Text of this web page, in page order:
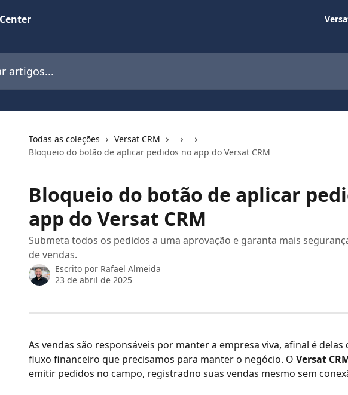
Todas as coleções
Versat CRM
Bloqueio do botão de aplicar pedidos no app do Versat CRM
Bloqueio do botão de aplicar
app do Versat CRM
Submeta todos os pedidos a uma aprovação e garanta mais
de vendas.
Escrito por Rafael Almeida
23 de abril de 2025
As vendas são responsáveis por manter a empresa viva, afinal é delas
fluxo financeiro que precisamos para manter o negócio. O Versat
emitir pedidos no campo, registradno suas vendas mesmo sem